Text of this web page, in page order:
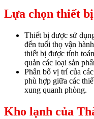
Lựa chọn thiết
Thiết bị được sử
đến tuổi thọ vận
thiết bị được tính
quản các loại sản
Phân bố vị trí của
phù hợp giữa các
xung quanh phòng.
Kho lạnh của